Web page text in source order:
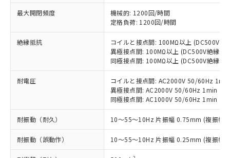
最大開閉頻度
機械的: 1200回/時間
定格負荷: 1200回/時間
絶縁抵抗
コイルと接点間: 100MΩ以上 (DC500V絶
異極接点間: 100MΩ以上 (DC500V絶縁抵
同極接点間: 100MΩ以上 (DC500V絶縁抵
耐電圧
コイルと接点間: AC2000V 50/60Hz 1min
異極接点間: AC2000V 50/60Hz 1min
同極接点間: AC1000V 50/60Hz 1min
耐振動（耐久） 10～55～10Hz 片振幅 0.75mm (複振幅
耐振動（誤動作） 10～55～10Hz 片振幅 0.25mm (複振幅
以下の条件をお読みいただき、同意のうえ
本サービスは、当社制御機器事業取扱
商品の当社在庫状況および標準価格
(税抜)を提供させていただくもので
当社制御機器事業取扱商品の中には、
本サービスの対象外となる商品もある
在庫状況および標準価格照会結果は、
記載している更新日時点での社内デー
対応予定なし：EU RoHS指令（10物質）の
非含有に非対応の商品で、対応品を出す予
調査・確認中：EU RoHS指令（10物質）の
非含有の対応状況を調査中または確認中の
非該当品：ライセンス料など無形物で、有
害物質有無と関係のない商品です。
仕入先様の事情により、非含有部品として
いたものが、含有品と判明した場合などや
むを得ず変更することがあります。
*EU RoHS指令（10物質）：
鉛(Pb) 1000ppm以下、 水銀(Hg) 1000ppm以下、 カド
※1 中国RoHS○×表
基準値以下であることを示します。
「×」：最大均質材料含有率が中国RoHSの
基準値を超えていることを示します。
「－」：未確認です。当社販売部門へお問
い合わせください。
*中国RoHS10物質の基準値 (GB/T26572)：
当社は、これら貴社製品のうち、外国
為替および外国貿易法に定める商品
（以下｢規制貨物等」という）を輸出
または国外への提供する場合は、日本
国政府の輸出許可(または役務取引許